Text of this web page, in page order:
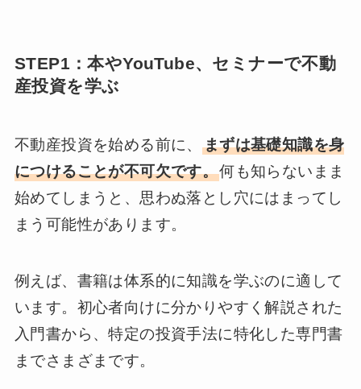
STEP1：本やYouTube、セミナーで不動
産投資を学ぶ
不動産投資を始める前に、 まずは基礎知識を身
につけることが不可欠です。何も知らないまま
始めてしまうと、思わぬ落とし穴にはまってし
まう可能性があります。
例えば、書籍は体系的に知識を学ぶのに適して
います。初心者向けに分かりやすく解説された
入門書から、特定の投資手法に特化した専門書
までさまざまです。